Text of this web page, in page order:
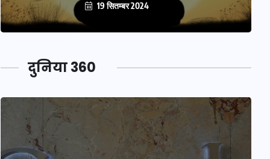
19 सितम्बर 2024
दुनिया 360